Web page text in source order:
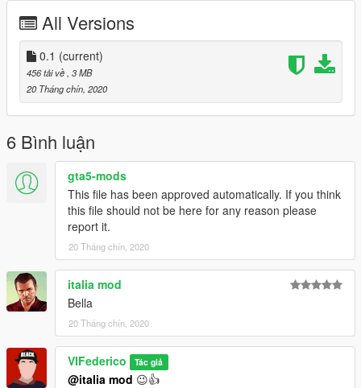
componentpeds s m y.rpf
Installation path for helmet GTAV x64e Models Cdimages
pedprops.rpf
==================================================
========================
Replace files. It is recommended to create a mod folder
through the OpenIV program.
For doubts or problems contact me, I will reply as soon as
All Versions
0.1 (current)
456 tải về , 3 MB
20 Tháng chín, 2020
6 Bình luận
gta5-mods
This file has been approved automatically. If you think
this file should not be here for any reason please
report it.
20 Tháng chín, 2020
italia mod
Bella
20 Tháng chín, 2020
VIFederico Tác giả
@italia mod 😉👍